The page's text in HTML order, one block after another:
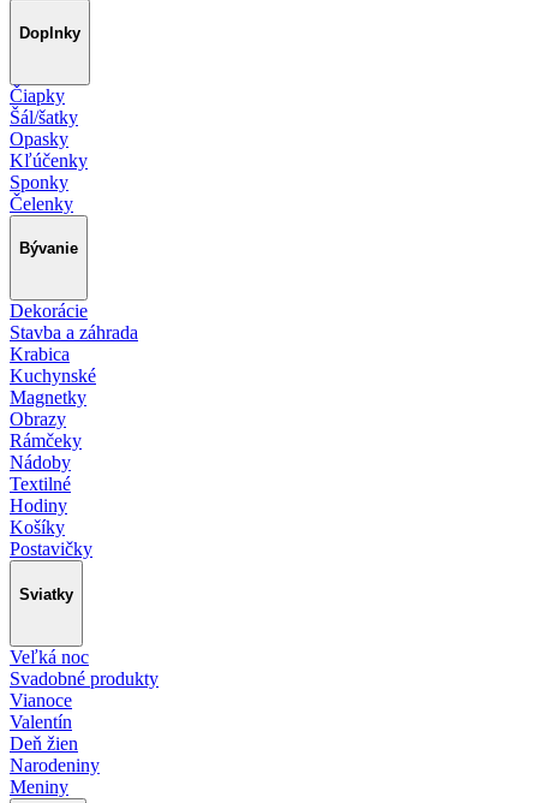
Doplnky
Čiapky
Šál/šatky
Opasky
Kľúčenky
Sponky
Čelenky
Bývanie
Dekorácie
Stavba a záhrada
Krabica
Kuchynské
Magnetky
Obrazy
Rámčeky
Nádoby
Textilné
Hodiny
Košíky
Postavičky
Sviatky
Veľká noc
Svadobné produkty
Vianoce
Valentín
Deň žien
Narodeniny
Meniny